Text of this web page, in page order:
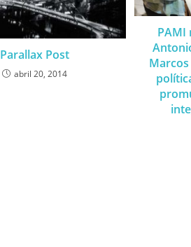
Parallax Post
abril 20, 2014
PAMI